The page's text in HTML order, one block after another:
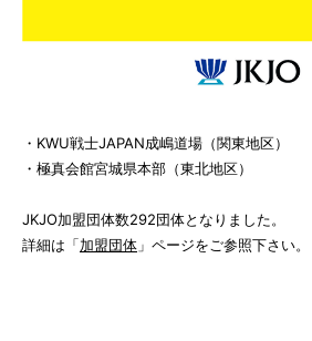
・KWU戦士JAPAN成嶋道場（関東地区）
・極真会館宮城県本部（東北地区）
JKJO加盟団体数292団体となりました。
詳細は「加盟団体 」ページをご参照下さい。